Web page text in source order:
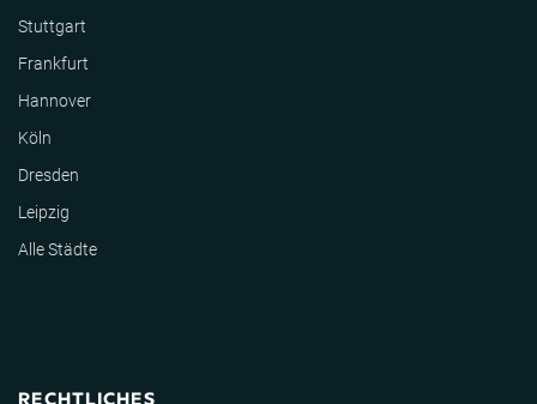
Stuttgart
Frankfurt
Hannover
Köln
Dresden
Leipzig
Alle Städte
RECHTLICHES